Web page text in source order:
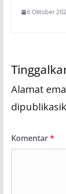
6 Oktober
Alamat
Komentar*